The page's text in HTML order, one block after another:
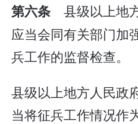
第六条 县级以上地
应当会同有关部门加
兵工作的监督检查。
县级以上地方人民政
当将征兵工作情况作